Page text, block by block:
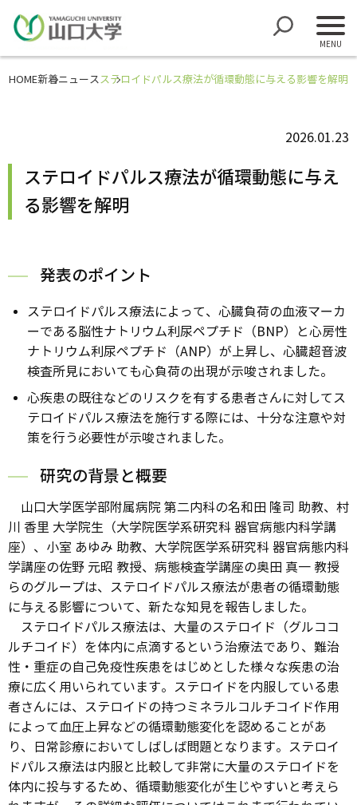
HOME新着ニュースステロイドパルス療法が循環動態に与える影響を解明
2026.01.23
ステロイドパルス療法が循環動態に与え
る影響を解明
発表のポイント
ステロイドパルス療法によって、心臓負荷の血液マーカ
ーである脳性ナトリウム利尿ペプチド（BNP）と心房性
ナトリウム利尿ペプチド（ANP）が上昇し、心臓超音波
検査所見においても心負荷の出現が示唆されました。
心疾患の既往などのリスクを有する患者さんに対してス
テロイドパルス療法を施行する際には、十分な注意や対
策を行う必要性が示唆されました。
研究の背景と概要
山口大学医学部附属病院 第二内科の名和田 隆司 助教、村
川 香里 大学院生（大学院医学系研究科 器官病態内科学講
座）、小室 あゆみ 助教、大学院医学系研究科 器官病態内科
学講座の佐野 元昭 教授、病態検査学講座の奥田 真一 教授
らのグループは、ステロイドパルス療法が患者の循環動態
に与える影響について、新たな知見を報告しました。
ステロイドパルス療法は、大量のステロイド（グルココ
ルチコイド）を体内に点滴するという治療法であり、難治
性・重症の自己免疫性疾患をはじめとした様々な疾患の治
療に広く用いられています。ステロイドを内服している患
者さんには、ステロイドの持つミネラルコルチコイド作用
によって血圧上昇などの循環動態変化を認めることがあ
り、日常診療においてしばしば問題となります。ステロイ
ドパルス療法は内服と比較して非常に大量のステロイドを
体内に投与するため、循環動態変化が生じやすいと考えら